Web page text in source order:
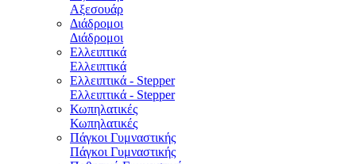
Αξεσουάρ
Διάδρομοι
Διάδρομοι
Ελλειπτικά
Ελλειπτικά
Ελλειπτικά - Stepper
Ελλειπτικά - Stepper
Κωπηλατικές
Κωπηλατικές
Πάγκοι Γυμναστικής
Πάγκοι Γυμναστικής